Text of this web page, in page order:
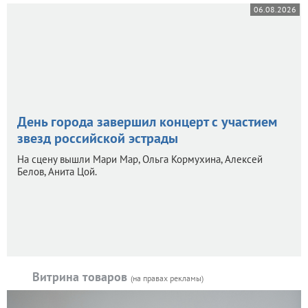
06.08.2026
День города завершил концерт с участием
звезд российской эстрады
На сцену вышли Мари Мар, Ольга Кормухина, Алексей
Белов, Анита Цой.
Витрина товаров (на правах рекламы)